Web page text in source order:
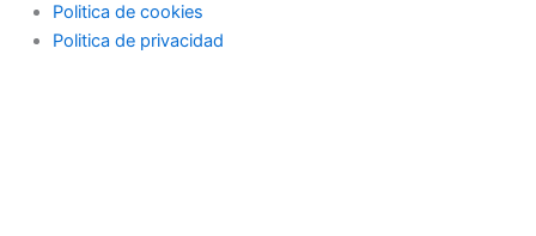
Politica de cookies
Politica de privacidad